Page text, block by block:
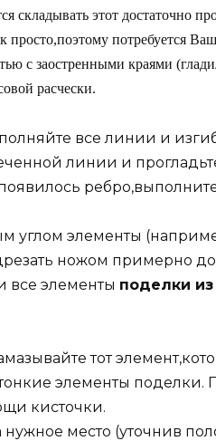
складывать этот достаточно
просто,поэтому потребуется
с заостренными краями
расчески.
все линии и
линии и
углом элементы
ножом примерно
все элементы поделки из
тот
элементы
кисточки.
нужное место (уточнив